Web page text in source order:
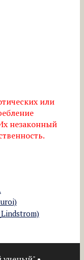
или
незаконный